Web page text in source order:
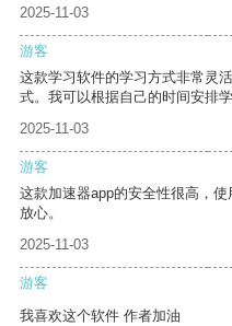
2025-11-03
游客
这款学习软件的学习方式非常灵
式。我可以根据自己的时间安排学
2025-11-03
游客
这款加速器app的安全性很高，
放心。
2025-11-03
游客
我喜欢这个软件 作者加油